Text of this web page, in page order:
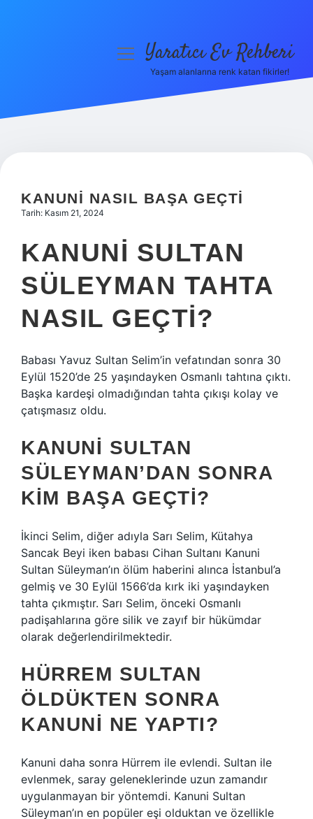
Hakkımızda
menüyüYaratıcı Ev Rehberi
Yaşam alanlarına renk katan fikirler!
KANUNI NASIL BAŞA GEÇTI
Tarih: Kasım 21, 2024
KANUNI SULTAN
SÜLEYMAN TAHTA
NASIL GEÇTI?
Babası Yavuz Sultan Selim’in vefatından sonra 30
Eylül 1520’de 25 yaşındayken Osmanlı tahtına çıktı.
Başka kardeşi olmadığından tahta çıkışı kolay ve
çatışmasız oldu.
KANUNI SULTAN
SÜLEYMAN’DAN SONRA
KIM BAŞA GEÇTI?
İkinci Selim, diğer adıyla Sarı Selim, Kütahya
Sancak Beyi iken babası Cihan Sultanı Kanuni
Sultan Süleyman’ın ölüm haberini alınca İstanbul’a
gelmiş ve 30 Eylül 1566’da kırk iki yaşındayken
tahta çıkmıştır. Sarı Selim, önceki Osmanlı
padişahlarına göre silik ve zayıf bir hükümdar
olarak değerlendirilmektedir.
HÜRREM SULTAN
ÖLDÜKTEN SONRA
KANUNI NE YAPTI?
Kanuni daha sonra Hürrem ile evlendi. Sultan ile
evlenmek, saray geleneklerinde uzun zamandır
uygulanmayan bir yöntemdi. Kanuni Sultan
Süleyman’ın en popüler eşi olduktan ve özellikle